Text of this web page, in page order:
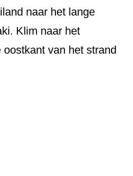
naar het lange
Klim naar het
van het strand